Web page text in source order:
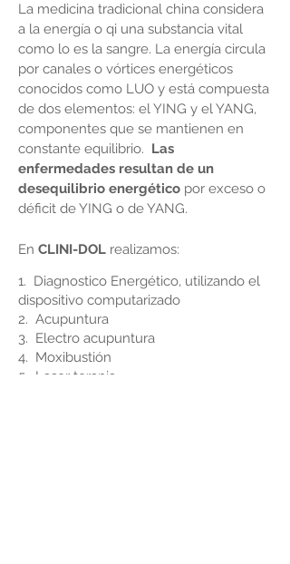
La medicina tradicional china considera
a la energía o qi una substancia vital
como lo es la sangre. La energía circula
por canales o vórtices energéticos
conocidos como LUO y está compuesta
de dos elementos: el YING y el YANG,
componentes que se mantienen en
constante equilibrio. Las
enfermedades resultan de un
desequilibrio energético por exceso o
déficit de YING o de YANG.
En CLINI-DOL realizamos:
1. Diagnostico Energético, utilizando el
dispositivo computarizado
2. Acupuntura
3. Electro acupuntura
4. Moxibustión
5. Laser terapia